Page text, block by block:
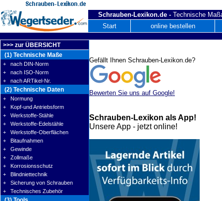
Schrauben-Lexikon.de - Technische
Start
online bestellen
>>> zur ÜBERSICHT
(1) Technische Maße
+ nach DIN-Norm
+ nach ISO-Norm
+ nach ARTikel-Nr.
(2) Technische Daten
+ Normung
+ Kopf-und Antriebsform
+ Werkstoffe-Stähle
+ Werkstoffe-Edelstähle
+ Werkstoffe-Oberflächen
+ Bitaufnahmen
+ Gewinde
+ Zollmaße
+ Korrosionsschutz
+ Blindniettechnik
+ Sicherung von Schrauben
+ Technisches Zubehör
Gefällt Ihnen Schrauben-Lexikon.de?
Bewerten Sie uns auf Google!
Schrauben-Lexikon als App!
Unsere App - jetzt online!